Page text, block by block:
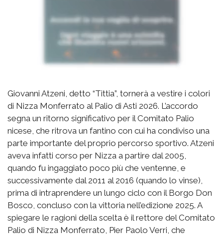
Giovanni Atzeni, detto “Tittia”, tornerà a vestire i colori
di Nizza Monferrato al Palio di Asti 2026. L’accordo
segna un ritorno significativo per il Comitato Palio
nicese, che ritrova un fantino con cui ha condiviso una
parte importante del proprio percorso sportivo. Atzeni
aveva infatti corso per Nizza a partire dal 2005,
quando fu ingaggiato poco più che ventenne, e
successivamente dal 2011 al 2016 (quando lo vinse),
prima di intraprendere un lungo ciclo con il Borgo Don
Bosco, concluso con la vittoria nell’edizione 2025. A
spiegare le ragioni della scelta è il rettore del Comitato
Palio di Nizza Monferrato, Pier Paolo Verri, che